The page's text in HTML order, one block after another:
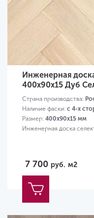
Инженерная
400х90х15 Дуб
Страна производства:
Наличие фаски: с 4-х
Размер: 400х90х15 мм
Инженерная доска
7 700 руб. м2